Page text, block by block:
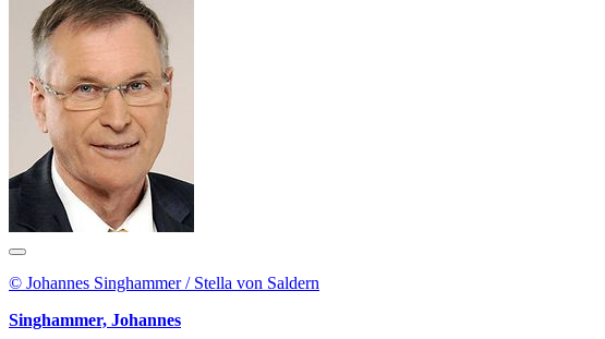
© Johannes Singhammer / Stella von Saldern
Singhammer, Johannes